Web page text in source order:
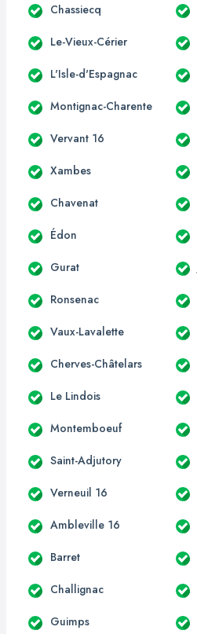
Chassiecq
Le-Vieux-Cérier
L'Isle-d'Espagnac
Montignac-Charente
Vervant 16
Xambes
Chavenat
Édon
Gurat
Ronsenac
Vaux-Lavalette
Cherves-Châtelars
Le Lindois
Montemboeuf
Saint-Adjutory
Verneuil 16
Ambleville 16
Barret
Challignac
Guimps